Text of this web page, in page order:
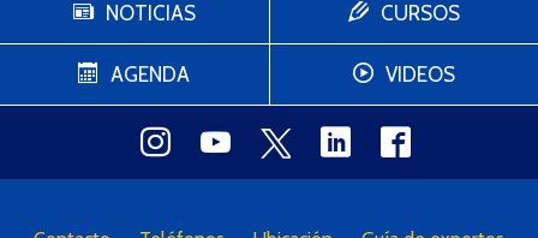
NOTICIAS
AGENDA
CURSOS
VIDEOS